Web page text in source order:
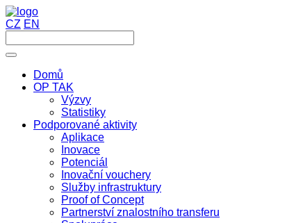
CZ EN
Domů
OP TAK
Výzvy
Statistiky
Podporované aktivity
Aplikace
Inovace
Potenciál
Inovační vouchery
Služby infrastruktury
Proof of Concept
Partnerství znalostního transferu